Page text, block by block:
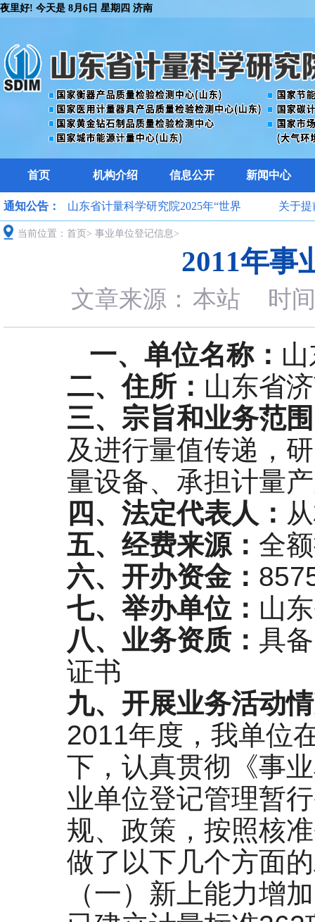
夜里好! 今天是 8月6日 星期四 济南
首页 机构介绍 信息公开 新闻中心
通知公告：
展
检测
山东省计量科学研究院2025年“世界
计量日”计量惠民系列活动公告
关于提
当前位置： 首页 > 事业单位登记信息>
2011年事
文章来源： 本站 时
一、单位名称：
二、住所： 山东省
三、宗旨和业务范
及进行量值传递，
量设备、承担计量
四、法定代表人：
五、经费来源： 全
六、开办资金：
七、举办单位： 山
八、业务资质： 具
证书
九、开展业务活动
2011年度，我单位
下，认真贯彻《事
业单位登记管理暂
规、政策，按照核
做了以下几个方面
（一）新上能力增